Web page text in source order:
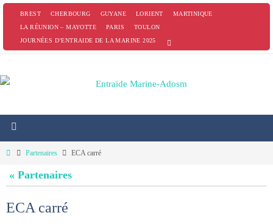
PasserBREST CHERBOURG GUYANE LORIENT
MARTINIQUE
LA RÉUNION – MAYOTTE
PARIS
TOULON
JOURNÉES D’ENTRAIDE DE LA MARINE 2025
HomePartenaires ECA carré
« Partenaires
ECA carré